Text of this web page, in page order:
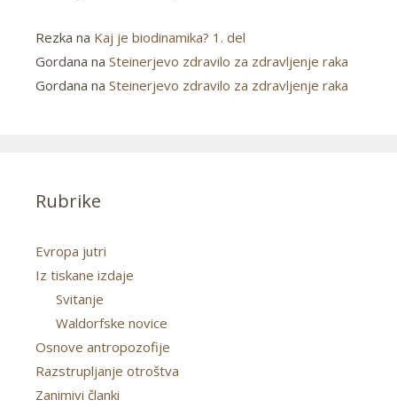
Rezka na Kaj je biodinamika? 1. del
Gordana na Steinerjevo zdravilo za zdravljenje raka
Gordana na Steinerjevo zdravilo za zdravljenje raka
Rubrike
Evropa jutri
Iz tiskane izdaje
Svitanje
Waldorfske novice
Osnove antropozofije
Razstrupljanje otroštva
Zanimivi članki